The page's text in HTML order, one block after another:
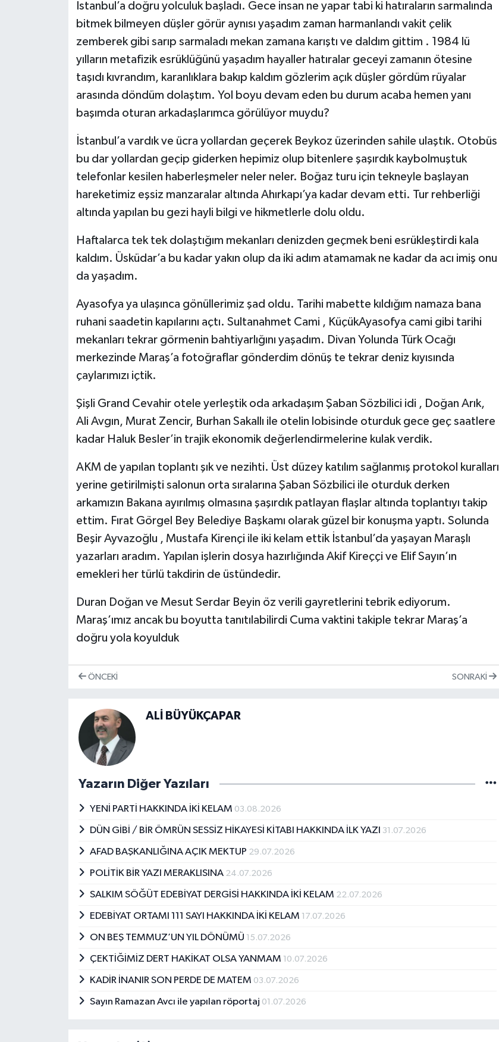
İstanbul’a doğru yolculuk başladı. Gece insan ne yapar tabi ki hatıraların sarmalında
bitmek bilmeyen düşler görür aynısı yaşadım zaman harmanlandı vakit çelik
zemberek gibi sarıp sarmaladı mekan zamana karıştı ve daldım gittim . 1984 lü
yılların metafizik esrüklüğünü yaşadım hayaller hatıralar geceyi zamanın ötesine
taşıdı kıvrandım, karanlıklara bakıp kaldım gözlerim açık düşler gördüm rüyalar
arasında döndüm dolaştım. Yol boyu devam eden bu durum acaba hemen yanı
başımda oturan arkadaşlarımca görülüyor muydu?
İstanbul’a vardık ve ücra yollardan geçerek Beykoz üzerinden sahile ulaştık. Otobüs
bu dar yollardan geçip giderken hepimiz olup bitenlere şaşırdık kaybolmuştuk
telefonlar kesilen haberleşmeler neler neler. Boğaz turu için tekneyle başlayan
hareketimiz eşsiz manzaralar altında Ahırkapı’ya kadar devam etti. Tur rehberliği
altında yapılan bu gezi hayli bilgi ve hikmetlerle dolu oldu.
Haftalarca tek tek dolaştığım mekanları denizden geçmek beni esrükleştirdi kala
kaldım. Üsküdar’a bu kadar yakın olup da iki adım atamamak ne kadar da acı imiş onu
da yaşadım.
Ayasofya ya ulaşınca gönüllerimiz şad oldu. Tarihi mabette kıldığım namaza bana
ruhani saadetin kapılarını açtı. Sultanahmet Cami , KüçükAyasofya cami gibi tarihi
mekanları tekrar görmenin bahtiyarlığını yaşadım. Divan Yolunda Türk Ocağı
merkezinde Maraş’a fotoğraflar gönderdim dönüş te tekrar deniz kıyısında
çaylarımızı içtik.
Şişli Grand Cevahir otele yerleştik oda arkadaşım Şaban Sözbilici idi , Doğan Arık,
Ali Avgın, Murat Zencir, Burhan Sakallı ile otelin lobisinde oturduk gece geç saatlere
kadar Haluk Besler’in trajik ekonomik değerlendirmelerine kulak verdik.
AKM de yapılan toplantı şık ve nezihti. Üst düzey katılım sağlanmış protokol kuralları
yerine getirilmişti salonun orta sıralarına Şaban Sözbilici ile oturduk derken
arkamızın Bakana ayırılmış olmasına şaşırdık patlayan flaşlar altında toplantıyı takip
ettim. Fırat Görgel Bey Belediye Başkamı olarak güzel bir konuşma yaptı. Solunda
Beşir Ayvazoğlu , Mustafa Kirençi ile iki kelam ettik İstanbul’da yaşayan Maraşlı
yazarları aradım. Yapılan işlerin dosya hazırlığında Akif Kireççi ve Elif Sayın’ın
emekleri her türlü takdirin de üstündedir.
Duran Doğan ve Mesut Serdar Beyin öz verili gayretlerini tebrik ediyorum.
Maraş’ımız ancak bu boyutta tanıtılabilirdi Cuma vaktini takiple tekrar Maraş’a
doğru yola koyulduk
ÖNCEKI SONRAKI
ALİ BÜYÜKÇAPAR
Yazarın Diğer Yazıları
YENİ PARTİ HAKKINDA İKİ KELAM 03.08.2026
DÜN GİBİ / BİR ÖMRÜN SESSİZ HİKAYESİ KİTABI HAKKINDA İLK YAZI 31.07.2026
AFAD BAŞKANLIĞINA AÇIK MEKTUP 29.07.2026
POLİTİK BİR YAZI MERAKLISINA 24.07.2026
SALKIM SÖĞÜT EDEBİYAT DERGİSİ HAKKINDA İKİ KELAM 22.07.2026
EDEBİYAT ORTAMI 111 SAYI HAKKINDA İKİ KELAM 17.07.2026
ON BEŞ TEMMUZ’UN YIL DÖNÜMÜ 15.07.2026
ÇEKTİĞİMİZ DERT HAKİKAT OLSA YANMAM 10.07.2026
KADİR İNANIR SON PERDE DE MATEM 03.07.2026
Sayın Ramazan Avcı ile yapılan röportaj 01.07.2026